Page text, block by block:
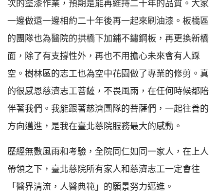
次的塗漆作業，預期是能再維持二十年的品質。大家
一邊做還一邊相約二十年後再一起來刷油漆。板橋區
的團隊也為醫院的拱橋下加鋪不鏽鋼板，再更換新橋
面，除了有支撐性外，再也不用擔心未來會有人踩
空。樹林區的志工也為空中花園做了專業的修剪。真
的很感恩慈濟志工菩薩，不畏風雨，在任何時候都陪
伴著我們。我能跟著慈濟團隊的菩薩們，一起往善的
方向邁進，是我在臺北慈院服務最大的感動。
歷經無數風雨和考驗，全院同仁如同一家人，在上人
帶領之下，臺北慈院所有家人和慈濟志工一定會往
「醫界清流，人醫典範」的願景努力邁進。